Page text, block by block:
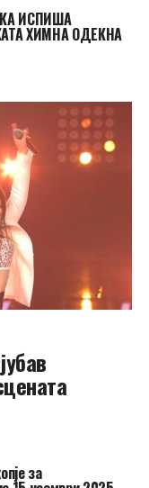
ИСПИША
ХИМНА ОДЕКНА
за